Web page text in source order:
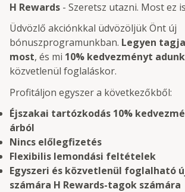
H Rewards - Szeretsz utazni. Most ez
Üdvözlő akciónkkal üdvözöljük Önt új
bónuszprogramunkban. Legyen
most, és mi 10% kedvezményt
közvetlenül foglaláskor.
Profitáljon egyszer a következőkből:
Éjszakai tartózkodás 10%
árból
Nincs előlegfizetés
Flexibilis lemondási feltételek
Egyszeri és közvetlenül foglalható
számára H Rewards-tagok számára